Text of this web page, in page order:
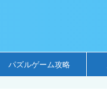
パズルゲーム攻略